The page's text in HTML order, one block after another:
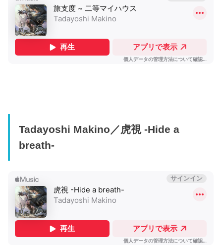
Tadayoshi Makino／虎視 -Hide a
breath-